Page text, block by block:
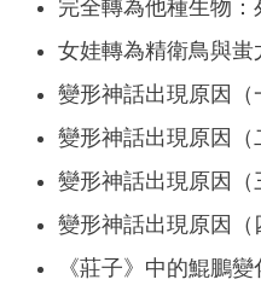
完全轉為他種生物：
女娃轉為精衛鳥與蚩
變形神話出現原因（
變形神話出現原因（
變形神話出現原因（
變形神話出現原因（
《莊子》中的鯤鵬